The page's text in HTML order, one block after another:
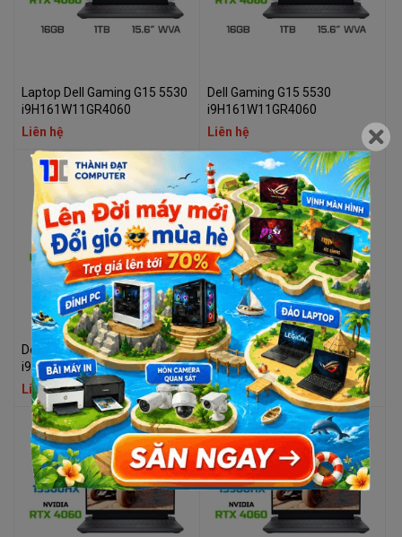
Laptop Dell Gaming G15 5530
i9H161W11GR4060
Liên hệ
Dell Gaming G15 5530
i9H161W11GR4060
Liên hệ
Dell Gaming G15 5530
i9H161W11GR4060
Liên hệ
Dell Gaming G15 5530
i9H161W11GR4060
Liên hệ